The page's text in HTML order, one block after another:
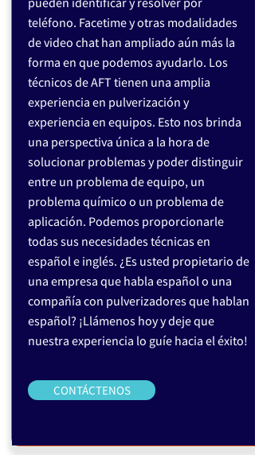
teléfono. Facetime y otras modalidades
de video chat han ampliado aún más la
forma en que podemos ayudarlo. Los
técnicos de AFT tienen una amplia
experiencia en pulverización y
experiencia en equipos. Esto nos brinda
una perspectiva única a la hora de
solucionar problemas y poder distinguir
entre un problema de equipo, un
problema químico o un problema de
aplicación. Podemos proporcionarle
todas sus necesidades técnicas en
español e inglés. ¿Es usted propietario de
una empresa que habla español o una
compañía con pulverizadores que hablan
español? ¡Llámenos hoy y deje que
nuestra experiencia lo guíe hacia el éxito!
CONTÁCTENOS